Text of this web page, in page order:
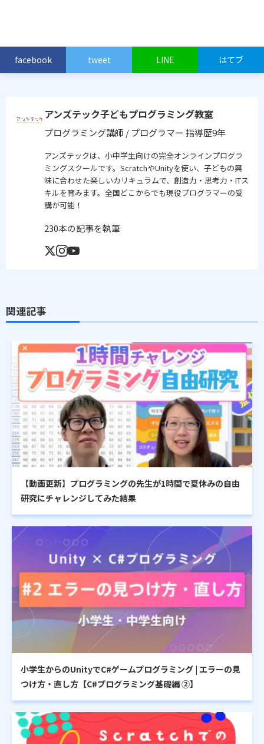
facebook tweet LINE はてブ
アンズテック子どもプログラミング教室
プログラミング講師 / プログラマー 指導歴9年
アンズテックは、小中学生向けの完全オンラインプログラ
ミングスクールです。ScratchやUnityを使い、子どもの興
味に合わせた楽しいカリキュラムで、創造力・思考力・ITス
キルを育みます。全国どこからでも現役プログラマーの受
講が可能！
230本の記事を執筆
関連記事
【動画更新】プログラミングの先生が1時間で夏休みの自由
研究にチャレンジしてみた結果
小学生からのUnityでC#ゲームプログラミング | エラーの見
つけ方・直し方【C#プログラミング基礎編 ②】